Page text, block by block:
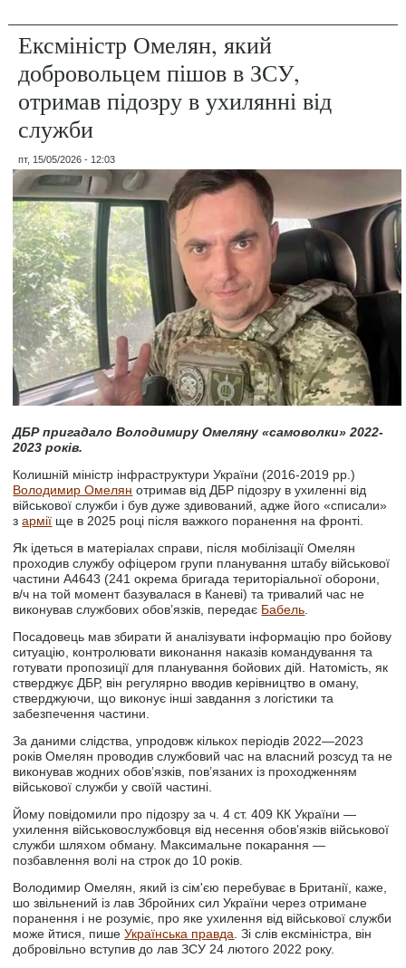
Ексміністр Омелян, який
добровольцем пішов в ЗСУ,
отримав підозру в ухилянні від
служби
пт, 15/05/2026 - 12:03
ДБР пригадало Володимиру Омеляну «самоволки» 2022-
2023 років.
Колишній міністр інфраструктури України (2016-2019 рр.)
Володимир Омелян отримав від ДБР підозру в ухиленні від
військової служби і був дуже здивований, адже його «списали»
зармії ще в 2025 році після важкого поранення на фронті.
Як ідеться в матеріалах справи, після мобілізації Омелян
проходив службу офіцером групи планування штабу військової
частини А4643 (241 окрема бригада територіальної оборони,
в/ч на той момент базувалася в Каневі) та тривалий час не
виконував службових обов’язків, передає Бабель.
Посадовець мав збирати й аналізувати інформацію про бойову
ситуацію, контролювати виконання наказів командування та
готувати пропозиції для планування бойових дій. Натомість, як
стверджує ДБР, він регулярно вводив керівництво в оману,
стверджуючи, що виконує інші завдання з логістики та
забезпечення частини.
За даними слідства, упродовж кількох періодів 2022—2023
років Омелян проводив службовий час на власний розсуд та не
виконував жодних обов’язків, пов’язаних із проходженням
військової служби у своїй частині.
Йому повідомили про підозру за ч. 4 ст. 409 КК України —
ухилення військовослужбовця від несення обов’язків військової
служби шляхом обману. Максимальне покарання —
позбавлення волі на строк до 10 років.
Володимир Омелян, який із сім'єю перебуває в Британії, каже,
шо звільнений із лав Збройних сил України через отримане
поранення і не розуміє, про яке ухилення від військової служби
може йтися, пишеУкраїнська правда. Зі слів ексміністра, він
добровільно вступив до лав ЗСУ 24 лютого 2022 року.